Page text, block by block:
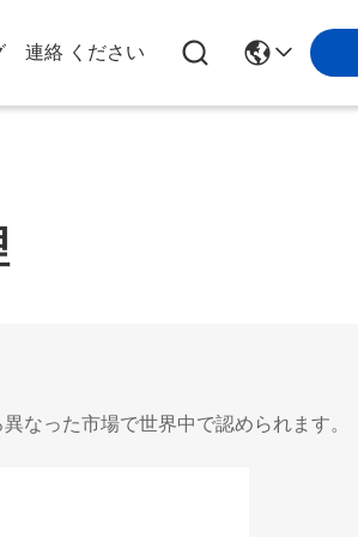
連絡 ください
なった市場で世界中で認められます。